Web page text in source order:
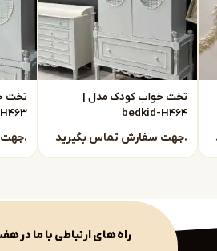
تخت خواب کودک مدل |
bedkid-H464
جهت سفارش تماس بگیرید.
تخت
جهت سفارش تماس بگیرید.
راه های ارتباطی با ما در